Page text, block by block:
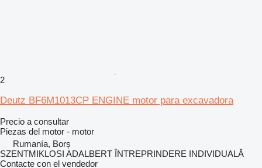
2
Deutz BF6M1013CP ENGINE motor para excavadora
Precio a consultar
Piezas del motor - motor
Rumanía, Borș
SZENTMIKLOSI ADALBERT ÎNTREPRINDERE INDIVIDUALĂ
Contacte con el vendedor